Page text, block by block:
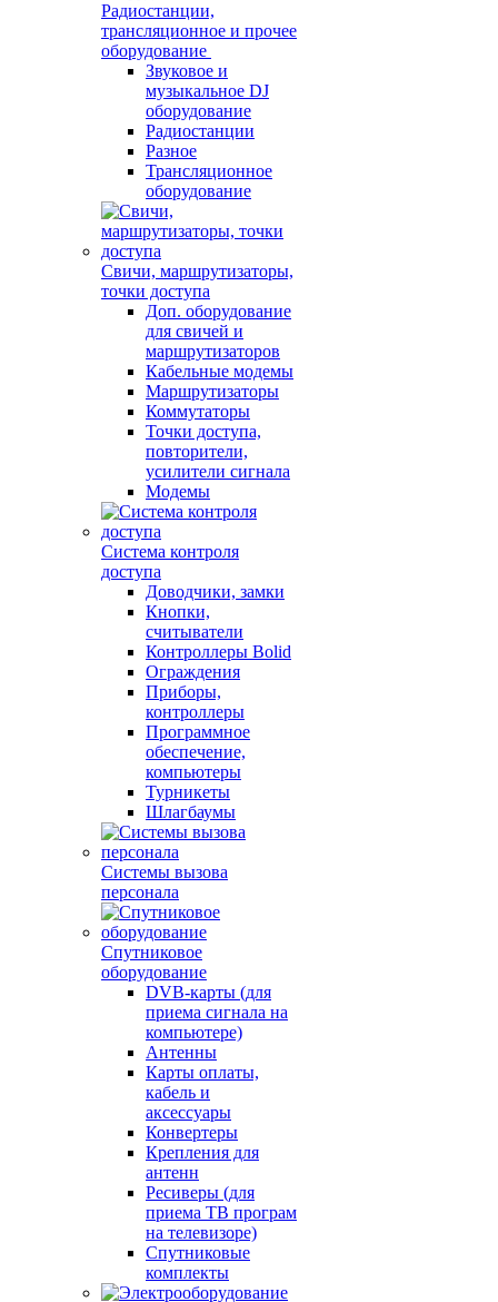
Радиостанции,
трансляционное и прочее
оборудование
Звуковое и
музыкальное DJ
оборудование
Радиостанции
Разное
Трансляционное
оборудование
Свичи, маршрутизаторы,
точки доступа
Доп. оборудование
для свичей и
маршрутизаторов
Кабельные модемы
Маршрутизаторы
Коммутаторы
Точки доступа,
повторители,
усилители сигнала
Модемы
Система контроля
доступа
Доводчики, замки
Кнопки,
считыватели
Контроллеры Bolid
Ограждения
Приборы,
контроллеры
Программное
обеспечение,
компьютеры
Турникеты
Шлагбаумы
Системы вызова
персонала
Спутниковое
оборудование
DVB-карты (для
приема сигнала на
компьютере)
Антенны
Карты оплаты,
кабель и
аксессуары
Конвертеры
Крепления для
антенн
Ресиверы (для
приема ТВ програм
на телевизоре)
Спутниковые
комплекты